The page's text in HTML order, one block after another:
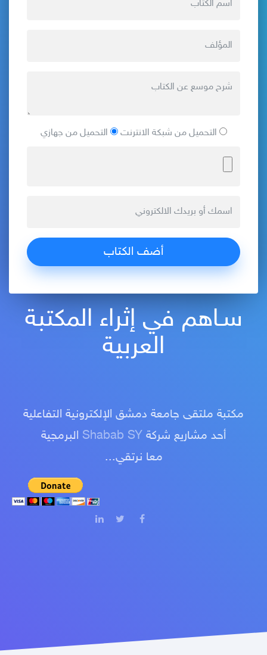
التحميل من شبكة الانترنت التحميل من جهازي
سـاهم في إثراء المكتبة
العربية
مكتبة ملتقى جامعة دمشق الإلكترونية التفاعلية
أحد مشاريع شركة Shabab SY البرمجية
معا نرتقي...